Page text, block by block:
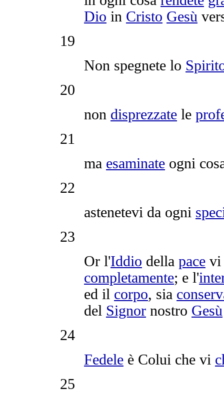
Dio in Cristo Gesù
19
Non spegnete lo
20
non disprezzate le
21
ma esaminate ogni
22
astenetevi da ogni
23
Or l'Iddio della pace
completamente; e l'
ed il corpo, sia
del Signor nostro Gesù
24
Fedele è Colui che vi
25